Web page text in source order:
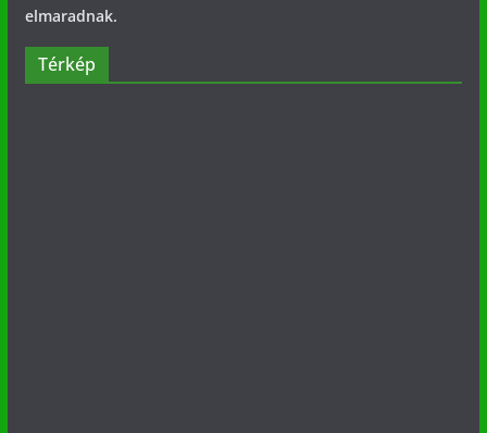
elmaradnak.
Térkép